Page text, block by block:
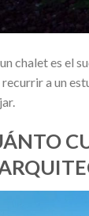
chalet es el
recurrir a un